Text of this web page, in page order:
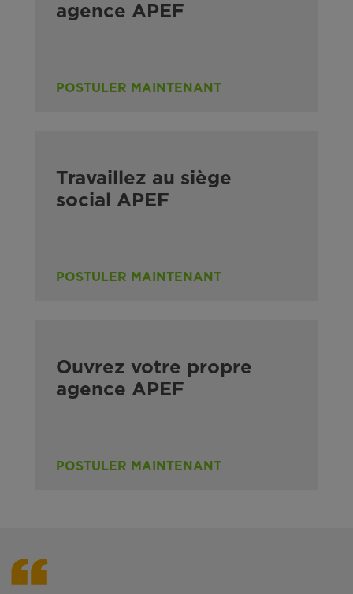
agence APEF
POSTULER MAINTENANT
Travaillez au siège
social APEF
POSTULER MAINTENANT
Ouvrez votre propre
agence APEF
POSTULER MAINTENANT